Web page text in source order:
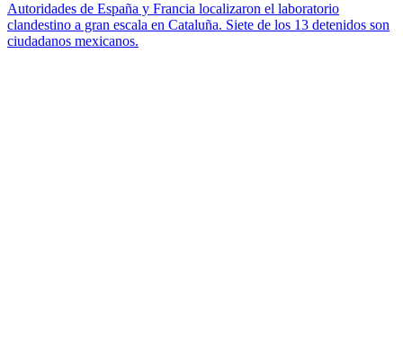
Autoridades de España y Francia localizaron el laboratorio
clandestino a gran escala en Cataluña. Siete de los 13 detenidos son
ciudadanos mexicanos.